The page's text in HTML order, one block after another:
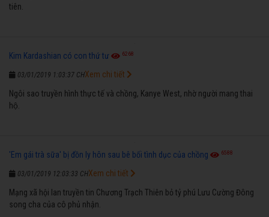
tiên.
Kim Kardashian có con thứ tư 6268
03/01/2019 1:03:37 CH
Ngôi sao truyền hình thực tế và chồng, Kanye West, nhờ người mang thai
hộ.
Xem chi tiết
'Em gái trà sữa' bị đồn ly hôn sau bê bối tình dục của chồng 6588
03/01/2019 12:03:33 CH
Mạng xã hội lan truyền tin Chương Trạch Thiên bỏ tỷ phú Lưu Cường Đông
song cha của cô phủ nhận.
Xem chi tiết